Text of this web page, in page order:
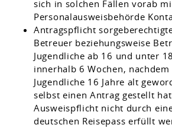
sich in solchen Fällen vorab
Personalausweisbehörde
Antragspflicht
Betreuer beziehungsweise
Jugendliche ab 16 und unter
innerhalb 6 Wochen,
Jugendliche 16 Jahre alt
selbst einen Antrag gestellt
Ausweispflicht nicht durch
deutschen Reisepass erfüllt